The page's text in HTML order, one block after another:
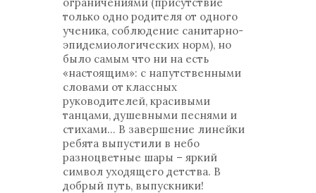
только одно родителя от одного
ученика, соблюдение санитарно-
эпидемиологических норм), но
было самым что ни на есть
«настоящим»: с напутственными
словами от классных
руководителей, красивыми
танцами, душевными песнями и
стихами… В завершение линейки
ребята выпустили в небо
разноцветные шары – яркий
символ уходящего детства. В
добрый путь, выпускники!